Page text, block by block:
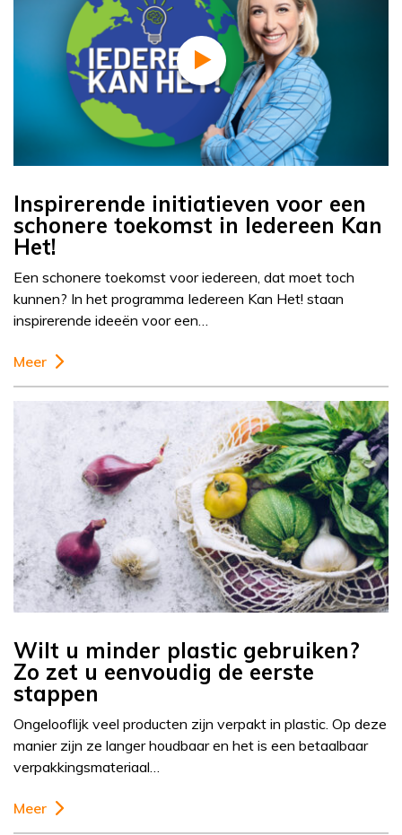
Inspirerende initiatieven voor een
schonere toekomst in Iedereen Kan
Het!
Een schonere toekomst voor iedereen, dat moet toch
kunnen? In het programma Iedereen Kan Het! staan
inspirerende ideeën voor een…
Meer
Wilt u minder plastic gebruiken?
Zo zet u eenvoudig de eerste
stappen
Ongelooflijk veel producten zijn verpakt in plastic. Op deze
manier zijn ze langer houdbaar en het is een betaalbaar
verpakkingsmateriaal…
Meer